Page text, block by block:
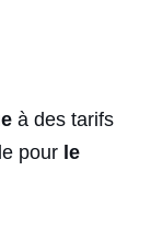
à des tarifs
pour le